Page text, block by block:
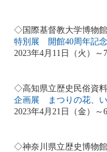
◇国際基督教大学博物
特別展 開館40周年記
2023年4月11日（火）～
◇高知県立歴史民俗資
企画展 まつりの花、い
2023年4月21日（金）～
◇神奈川県立歴史博物館